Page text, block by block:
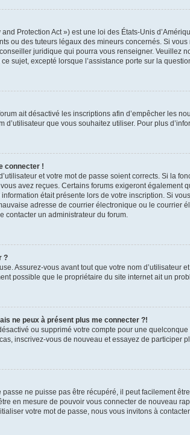
Protection Act ») est une loi des États-Unis
ou des tuteurs légaux des mineurs concernés. Si
juridique qui pourra vous renseigner. Veuillez
sujet, excepté lorsque l’assistance porte sur la
ait désactivé les inscriptions afin d’empêcher les
d’utilisateur que vous souhaitez utiliser. Pour plus
connecter !
et votre mot de passe soient corrects. Si la
avez reçues. Certains forums exigeront
était présente lors de votre inscription. Si
adresse de courrier électronique ou le courrier
contacter un administrateur du forum.
?
Assurez-vous avant tout que votre nom
possible que le propriétaire du site internet ait un
ne peux à présent plus me connecter ?!
ou supprimé votre compte pour une
inscrivez-vous de nouveau et essayez de participer
ne puisse pas être récupéré, il peut facilement
en mesure de pouvoir vous connecter de nouveau
votre mot de passe, nous vous invitons à